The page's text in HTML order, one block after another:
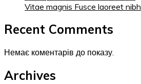
Vitae magnis Fusce laoreet nibh
Recent Comments
Немає коментарів до показу.
Archives